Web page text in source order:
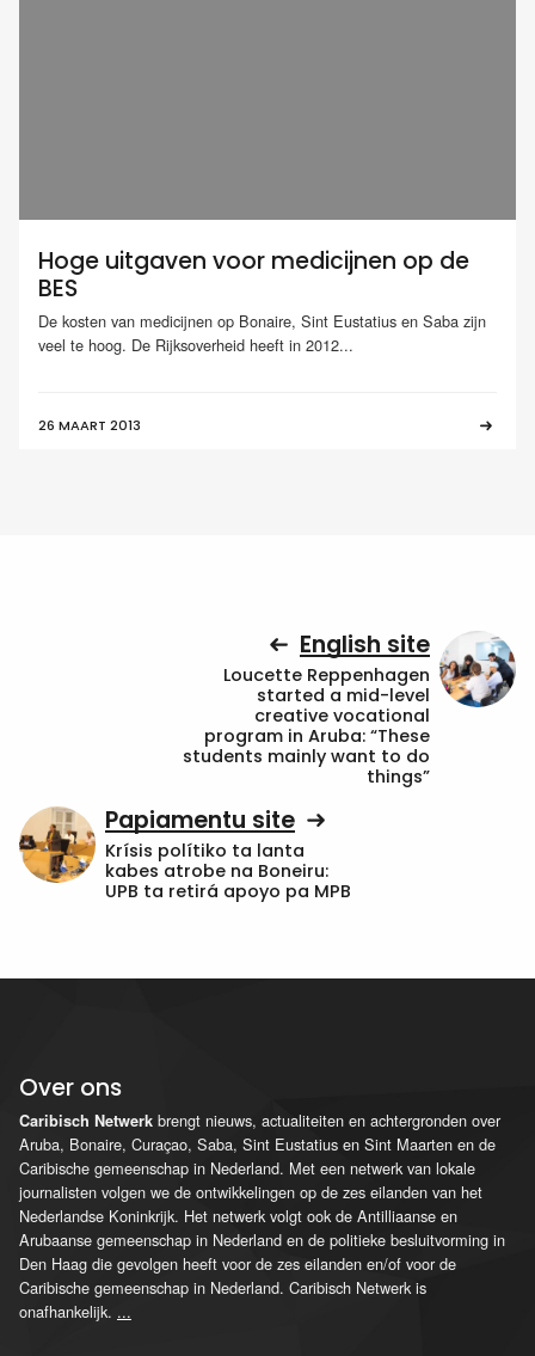
Hoge uitgaven voor medicijnen op de
BES
De kosten van medicijnen op Bonaire, Sint Eustatius en Saba zijn
veel te hoog. De Rijksoverheid heeft in 2012...
26 MAART 2013
English site
Loucette Reppenhagen
started a mid-level
creative vocational
program in Aruba: “These
students mainly want to do
things”
Papiamentu site
Krísis polítiko ta lanta
kabes atrobe na Boneiru:
UPB ta retirá apoyo pa MPB
Over ons
Caribisch Netwerk brengt nieuws, actualiteiten en achtergronden over
Aruba, Bonaire, Curaçao, Saba, Sint Eustatius en Sint Maarten en de
Caribische gemeenschap in Nederland. Met een netwerk van lokale
journalisten volgen we de ontwikkelingen op de zes eilanden van het
Nederlandse Koninkrijk. Het netwerk volgt ook de Antilliaanse en
Arubaanse gemeenschap in Nederland en de politieke besluitvorming in
Den Haag die gevolgen heeft voor de zes eilanden en/of voor de
Caribische gemeenschap in Nederland. Caribisch Netwerk is
onafhankelijk. ...